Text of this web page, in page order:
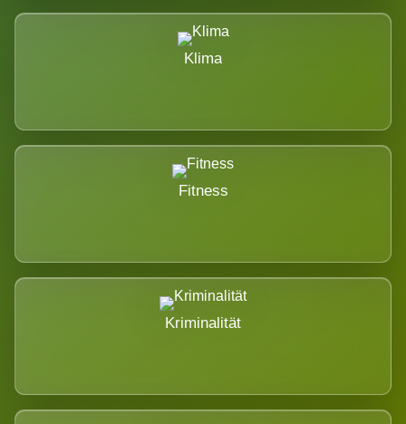
Klima
Fitness
Kriminalität